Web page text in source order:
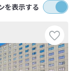
を表示する